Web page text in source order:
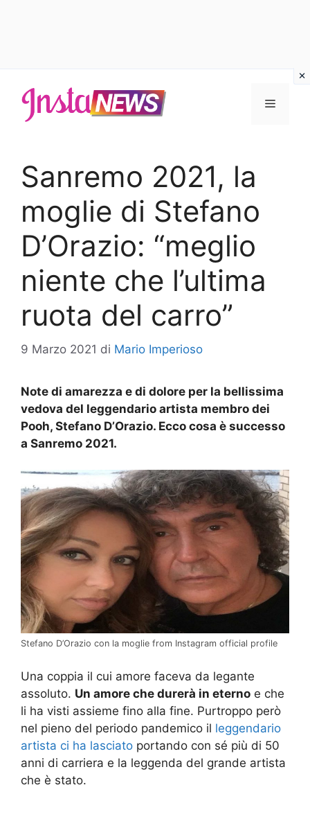
contenuto
Menu
Sanremo 2021, la
moglie di Stefano
D’Orazio: “meglio
niente che l’ultima
ruota del carro”
9 Marzo 2021 di Mario Imperioso
Note di amarezza e di dolore per la bellissima
vedova del leggendario artista membro dei
Pooh, Stefano D’Orazio. Ecco cosa è successo
a Sanremo 2021.
Stefano D’Orazio con la moglie from Instagram official profile
Una coppia il cui amore faceva da legante
assoluto. Un amore che durerà in eterno e che
li ha visti assieme fino alla fine. Purtroppo però
nel pieno del periodo pandemico il leggendario
artista ci ha lasciato portando con sé più di 50
anni di carriera e la leggenda del grande artista
che è stato.